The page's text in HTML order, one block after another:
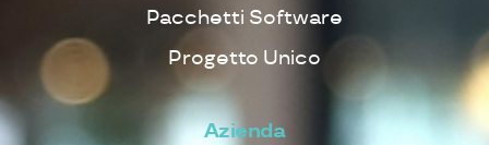
Pacchetti Software
Progetto Unico
Azienda